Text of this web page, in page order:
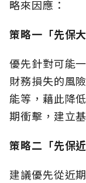
略來因應：
策略一「先保
優先針對可能
財務損失的風
能等，藉此降
期衝擊，建立
策略二「先保
建議優先從近